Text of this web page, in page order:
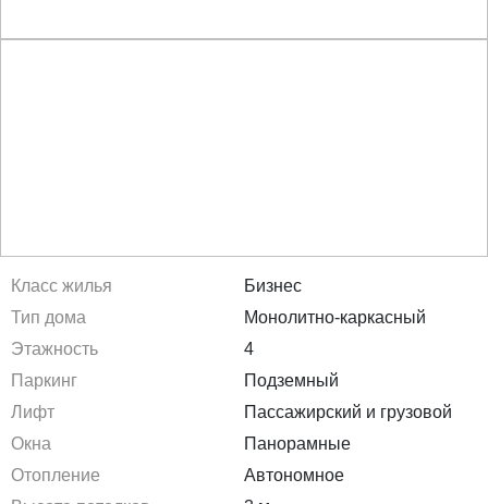
Класс жилья
Бизнес
Тип дома
Монолитно-каркасный
Этажность
4
Паркинг
Подземный
Лифт
Пассажирский и грузовой
Окна
Панорамные
Отопление
Автономное